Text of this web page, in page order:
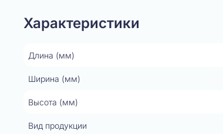
Характеристики
Длина (мм)
Ширина (мм)
Высота (мм)
Вид продукции